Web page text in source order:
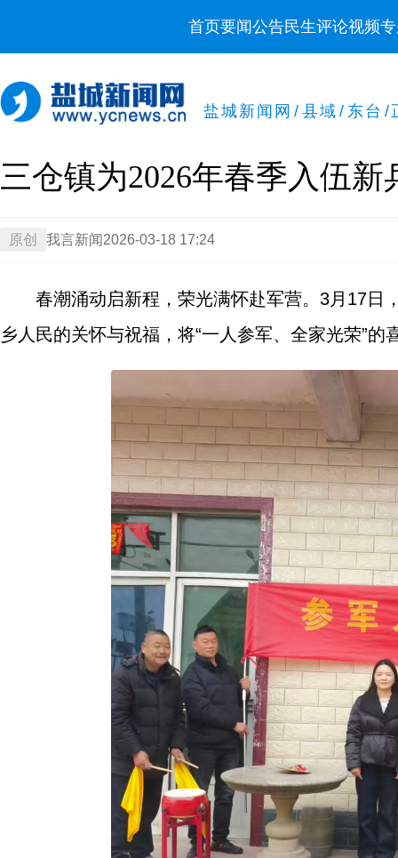
首页要闻公告民生评论视频
盐城新闻网 / 县域 / 东台 /
三仓镇为2026年春季入伍新
原创 我言新闻 2026-03-18 17:24
春潮涌动启新程，荣光满怀赴军营。3月17日
乡人民的关怀与祝福，将“一人参军、全家光荣”